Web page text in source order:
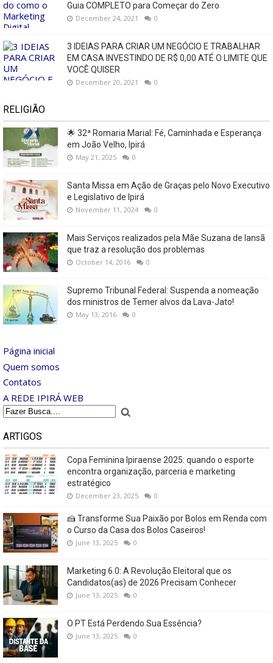
Guia COMPLETO para Começar do Zero
December 24, 2021 0
3 IDEIAS PARA CRIAR UM NEGÓCIO E TRABALHAR
EM CASA INVESTINDO DE R$ 0,00 ATÉ O LIMITE QUE
VOCÊ QUISER
December 20, 2021 0
RELIGIÃO
🌟 32ª Romaria Marial: Fé, Caminhada e Esperança
em João Velho, Ipirá
May 21, 2025 0
Santa Missa em Ação de Graças pelo Novo Executivo
e Legislativo de Ipirá
November 11, 2024 0
Mais Serviços realizados pela Mãe Suzana de Iansã
que traz a resolução dos problemas
October 14, 2016 0
Supremo Tribunal Federal: Suspenda a nomeação
dos ministros de Temer alvos da Lava-Jato!
May 13, 2016 0
Página inicial
Quem somos
Contatos
A REDE IPIRÁ WEB
ARTIGOS
Copa Feminina Ipiraense 2025: quando o esporte
encontra organização, parceria e marketing
estratégico
December 23, 2025 0
🍰 Transforme Sua Paixão por Bolos em Renda com
o Curso da Casa dos Bolos Caseiros!
June 13, 2025 0
Marketing 6.0: A Revolução Eleitoral que os
Candidatos(as) de 2026 Precisam Conhecer
June 13, 2025 0
O PT Está Perdendo Sua Essência?
June 13, 2025 0